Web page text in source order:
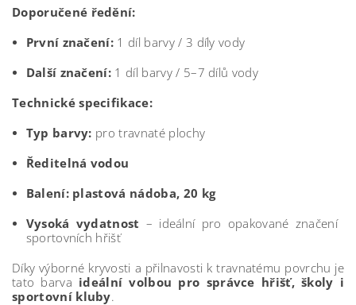
Doporučené ředění:
První značení: 1 díl barvy / 3 díly vody
Další značení: 1 díl barvy / 5–7 dílů vody
Technické specifikace:
Typ barvy: pro travnaté plochy
Ředitelná vodou
Balení: plastová nádoba, 20 kg
Vysoká vydatnost – ideální pro opakované značení
sportovních hřišť
Díky výborné kryvosti a přilnavosti k travnatému povrchu je
tato barva ideální volbou pro správce hřišť, školy i
sportovní kluby.